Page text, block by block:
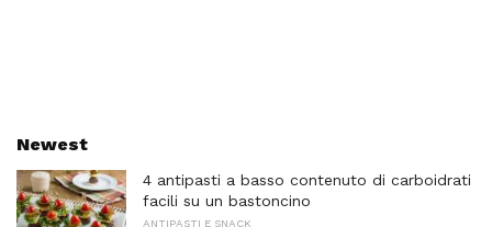
Newest
4 antipasti a basso contenuto di carboidrati
facili su un bastoncino
ANTIPASTI E SNACK